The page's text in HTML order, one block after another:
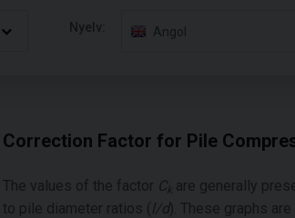
Nyelv: Angol
Correction Factor for Pile
The values of the factor Ck are generally
to pile diameter ratios ( l/d). These graphs